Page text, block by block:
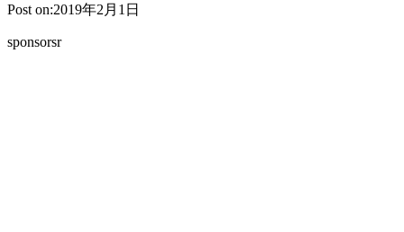
Post on:2019年2月1日
sponsorsr